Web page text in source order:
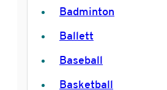
Badminton
Ballett
Baseball
Basketball